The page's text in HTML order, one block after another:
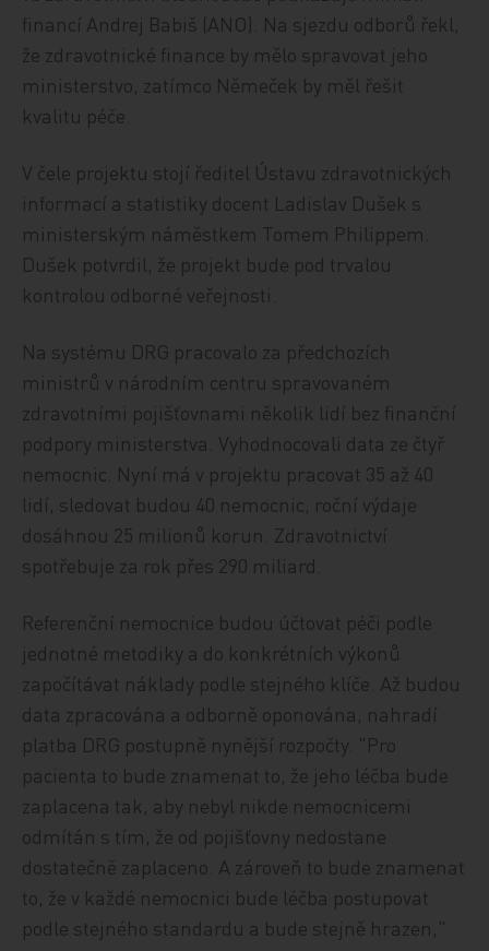
financí Andrej Babiš (ANO). Na sjezdu odborů řekl,
že zdravotnické finance by mělo spravovat jeho
ministerstvo, zatímco Němeček by měl řešit
kvalitu péče.
V čele projektu stojí ředitel Ústavu zdravotnických
informací a statistiky docent Ladislav Dušek s
ministerským náměstkem Tomem Philippem.
Dušek potvrdil, že projekt bude pod trvalou
kontrolou odborné veřejnosti.
Na systému DRG pracovalo za předchozích
ministrů v národním centru spravovaném
zdravotními pojišťovnami několik lidí bez finanční
podpory ministerstva. Vyhodnocovali data ze čtyř
nemocnic. Nyní má v projektu pracovat 35 až 40
lidí, sledovat budou 40 nemocnic, roční výdaje
dosáhnou 25 milionů korun. Zdravotnictví
spotřebuje za rok přes 290 miliard.
Referenční nemocnice budou účtovat péči podle
jednotné metodiky a do konkrétních výkonů
započítávat náklady podle stejného klíče. Až budou
data zpracována a odborně oponována, nahradí
platba DRG postupně nynější rozpočty. "Pro
pacienta to bude znamenat to, že jeho léčba bude
zaplacena tak, aby nebyl nikde nemocnicemi
odmítán s tím, že od pojišťovny nedostane
dostatečně zaplaceno. A zároveň to bude znamenat
to, že v každé nemocnici bude léčba postupovat
podle stejného standardu a bude stejně hrazen,"